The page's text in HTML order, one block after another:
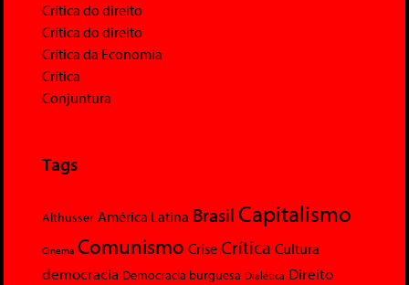
Crítica do direito
Crítica do direito
Crítica da Economia
Crítica
Conjuntura
Tags
Althusser América Latina Brasil Capitalismo
Cinema Comunismo Crise Crítica Cultura
democracia Democracia burguesa Dialética Direito